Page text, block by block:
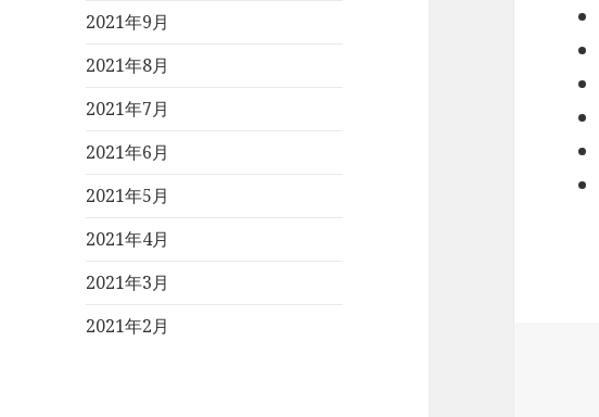
2021年9月
2021年8月
2021年7月
2021年6月
2021年5月
2021年4月
2021年3月
2021年2月